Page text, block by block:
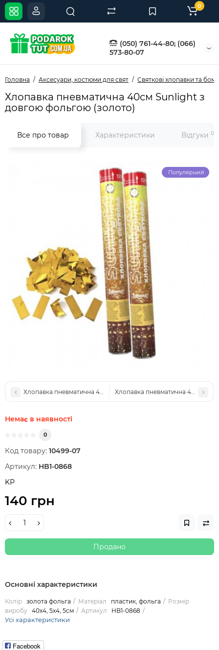
(050) 761-44-80; (066)
573-80-07
0
Головна Аксесуари, костюми для свят Святкові хлопавки та
Хлопавка пневматична 40см Sunlight з
довгою фольгою (золото)
Все про товар Характеристики Відгуки 0
Популярний
Хлопавка пневматична 40см Moonlight з довгою фольгою
Хлопавка пневматична 40см
Немає в наявності
0
Код товару: 10499-07
Артикул: HB1-0868
KP
140 грн
Продано
Основні характеристики
Колір золота фольга Матеріал пластик, фольга
Розмір
виробу 40х4, 5х4, 5см Артикул HB1-0868
Усі характеристики
Facebook